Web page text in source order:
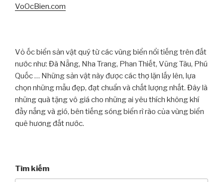
VoOcBien.com
Vỏ ốc biển sản vật quý từ các vùng biển nổi tiếng trên đất
nước như: Đà Nẵng, Nha Trang, Phan Thiết, Vũng Tàu, Phú
Quốc … Những sản vật này được các thợ lặn lấy lên, lựa
chọn những mẫu đẹp, đạt chuẩn và chất lượng nhất. Đây là
những quà tặng vô giá cho những ai yêu thích không khí
đầy nắng và gió, bên tiếng sóng biển rì rào của vùng biển
quê hương đất nước.
Tìm kiếm